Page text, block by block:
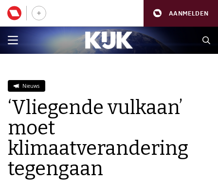
AANMELDEN
Nieuws
‘Vliegende vulkaan’
moet
klimaatverandering
tegengaan